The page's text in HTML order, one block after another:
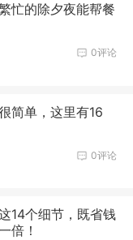
忙的除夕夜能帮餐
0评论
简单，这里有16
0评论
14个细节，既省钱
倍！